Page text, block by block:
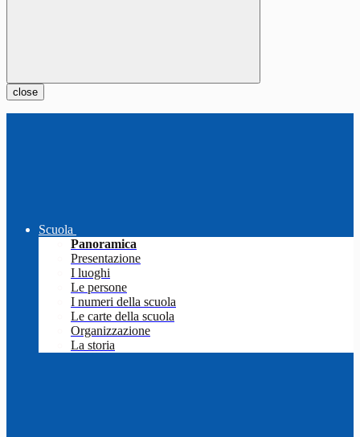
close
Scuola
Panoramica
Presentazione
I luoghi
Le persone
I numeri della scuola
Le carte della scuola
Organizzazione
La storia